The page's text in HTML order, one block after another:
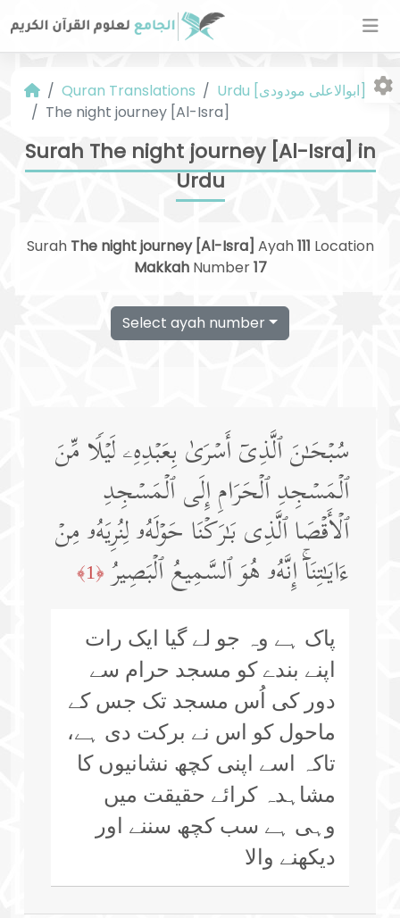
Quran Translations
Urdu [ابوالاعلی مودودی]
The night journey [Al-Isra]
Surah The night journey [Al-Isra] in
Urdu
Surah The night journey [Al-Isra] Ayah111 Location
MakkahNumber17
Select ayah number
سُبۡحَـٰنَ ٱلَّذِیۤ أَسۡرَىٰ بِعَبۡدِهِۦ لَیۡلࣰا مِّنَ
ٱلۡمَسۡجِدِ ٱلۡحَرَامِ إِلَى ٱلۡمَسۡجِدِ
ٱلۡأَقۡصَا ٱلَّذِی بَـٰرَكۡنَا حَوۡلَهُۥ لِنُرِیَهُۥ مِنۡ
ءَایَـٰتِنَاۤۚ إِنَّهُۥ هُوَ ٱلسَّمِیعُ ٱلۡبَصِیرُ ﴿1﴾
پاک ہے وہ جو لے گیا ایک رات
اپنے بندے کو مسجد حرام سے
دور کی اُس مسجد تک جس کے
ماحول کو اس نے برکت دی ہے،
تاکہ اسے اپنی کچھ نشانیوں کا
مشاہدہ کرائے حقیقت میں
وہی ہے سب کچھ سننے اور
دیکھنے والا